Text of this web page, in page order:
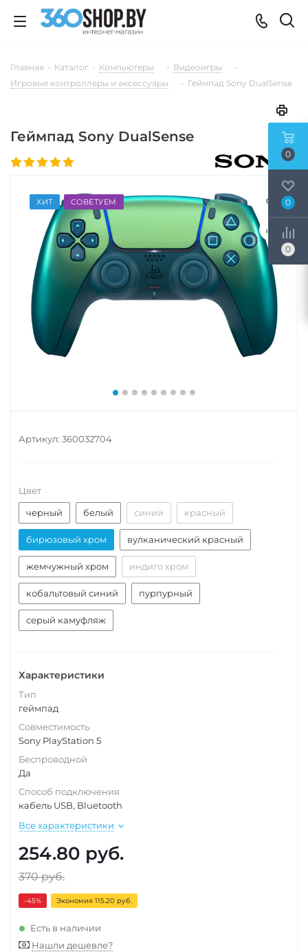
Главная - Каталог - Компьютеры - Видеоигры
-
Игровые контроллеры и аксессуары
- Геймпад Sony DualSense
Геймпад Sony DualSense
ХИТ СОВЕТУЕМ
Артикул: 360032704
Цвет
черный
белый синий красный
бирюзовый хром вулканический красный
жемчужный хром индиго хром
кобальтовый синий пурпурный
серый камуфляж
Характеристики
Тип
геймпад
Совместимость
Sony PlayStation 5
Беспроводной
Да
Способ подключения
кабель USB, Bluetooth
Все характеристики
254.80 руб.
370руб.
-45% Экономия 115.20 руб.
Есть в наличии
Нашли дешевле?
0
0
0